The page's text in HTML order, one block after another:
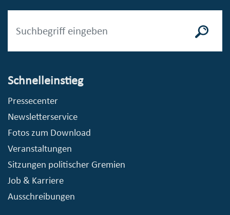
Schnelleinstieg
Pressecenter
Newsletterservice
Fotos zum Download
Veranstaltungen
Sitzungen politischer Gremien
Job & Karriere
Ausschreibungen